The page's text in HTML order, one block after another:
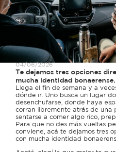
04/06/2026
Te dejamos tres opciones
mucha identidad bonaerense.
Llega el fin de semana y a
dónde ir. Uno busca un lugar
desenchufarse, donde haya
corran libremente atrás de una
sentarse a comer algo rico,
Para que no des más vueltas
conviene, acá te dejamos tres
con mucha identidad